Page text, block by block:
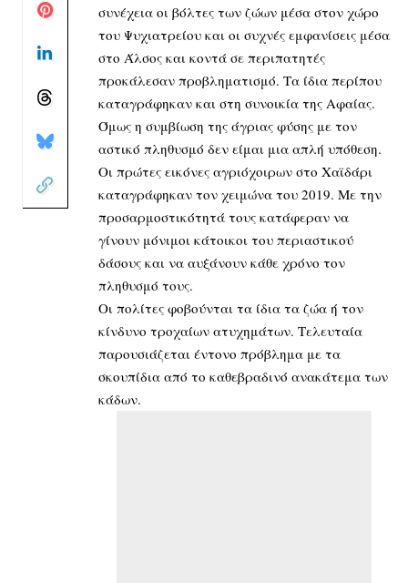
συνέχεια οι βόλτες των ζώων μέσα στον χώρο
του Ψυχιατρείου και οι συχνές εμφανίσεις μέσα
στο Άλσος και κοντά σε περιπατητές
προκάλεσαν προβληματισμό. Τα ίδια περίπου
καταγράφηκαν και στη συνοικία της Αφαίας.
Όμως η συμβίωση της άγριας φύσης με τον
αστικό πληθυσμό δεν είμαι μια απλή υπόθεση.
Οι πρώτες εικόνες αγριόχοιρων στο Χαϊδάρι
καταγράφηκαν τον χειμώνα του 2019. Με την
προσαρμοστικότητά τους κατάφεραν να
γίνουν μόνιμοι κάτοικοι του περιαστικού
δάσους και να αυξάνουν κάθε χρόνο τον
πληθυσμό τους.
Οι πολίτες φοβούνται τα ίδια τα ζώα ή τον
κίνδυνο τροχαίων ατυχημάτων. Τελευταία
παρουσιάζεται έντονο πρόβλημα με τα
σκουπίδια από το καθεβραδινό ανακάτεμα των
κάδων.